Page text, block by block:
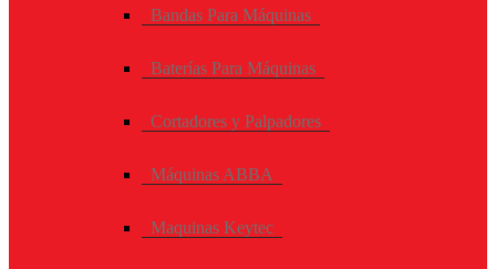
Bandas Para Máquinas
Baterías Para Máquinas
Cortadores y Palpadores
Máquinas ABBA
Maquinas Keytec